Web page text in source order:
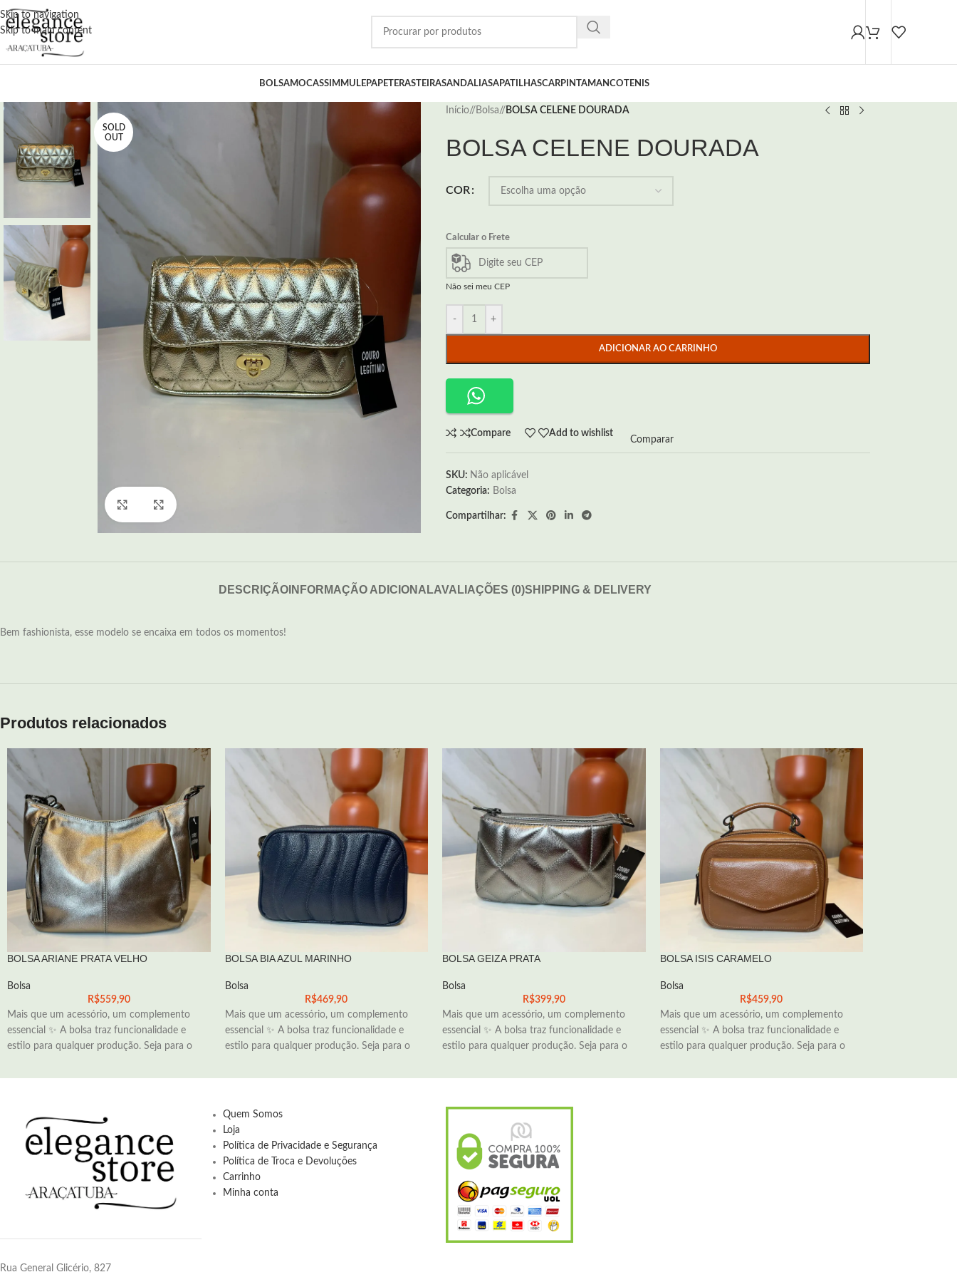
Skip to navigation
Skip to main content
BOLSAMOCASSIM MULEPAPETERASTEIRASANDALIASAPATILHASCARPINTAMANCOTENIS
SOLD
OUT
Click to enlarge
Início/ Bolsa/ BOLSA CELENE DOURADA
BOLSA CELENE DOURADA
COR
Calcular o Frete
Não sei meu CEP
- +
ADICIONAR AO CARRINHO
Compare Add to wishlist
Comparar
SKU: Não aplicável
Categoria: Bolsa
Compartilhar:
DESCRIÇÃO INFORMAÇÃO ADICIONALAVALIAÇÕES (0)SHIPPING & DELIVERY
Bem fashionista, esse modelo se encaixa em todos os momentos!
Produtos relacionados
BOLSA ARIANE PRATA VELHO
Bolsa
R$559,90
Mais que um acessório, um complemento
essencial ✨ A bolsa traz funcionalidade e
estilo para qualquer produção. Seja para o
BOLSA BIA AZUL MARINHO
Bolsa
R$469,90
Mais que um acessório, um complemento
essencial ✨ A bolsa traz funcionalidade e
estilo para qualquer produção. Seja para o
BOLSA GEIZA PRATA
Bolsa
R$399,90
Mais que um acessório, um complemento
essencial ✨ A bolsa traz funcionalidade e
estilo para qualquer produção. Seja para o
BOLSA ISIS CARAMELO
Bolsa
R$459,90
Mais que um acessório, um complemento
essencial ✨ A bolsa traz funcionalidade e
estilo para qualquer produção. Seja para o
Rua General Glicério, 827
Quem Somos
Loja
Política de Privacidade e Segurança
Política de Troca e Devoluções
Carrinho
Minha conta